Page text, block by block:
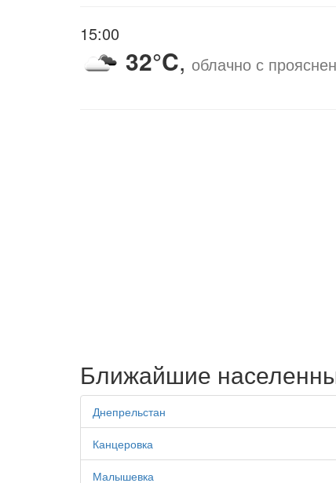
15:00
32°C, облачно с
Ближайшие
Днепрельстан
Канцеровка
Малышевка